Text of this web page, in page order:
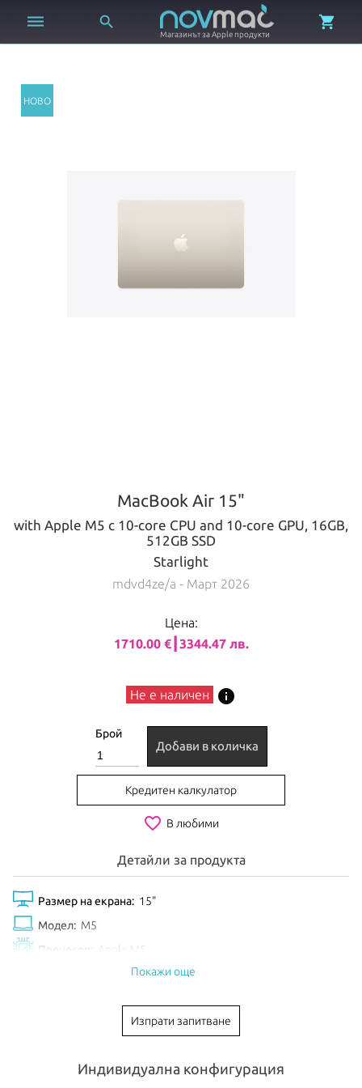
 
Магазинът за Apple продукти

MacBook Air 15"
with Apple M5 с 10-core CPU and 10-core GPU, 16GB,
512GB SSD
Starlight
mdvd4ze/a - Март 2026
Цена:
1710.00 €┃3344.47 лв.
Не е наличен info
Брой
Добави в количка
Кредитен калкулатор
favorite_border В любими
Детайли за продукта
Размер на екрана: 15"
Модел: M5
Процесор:
Apple M5
10-core GPU
Starlight
Покажи още
Изпрати запитване
Индивидуална конфигурация